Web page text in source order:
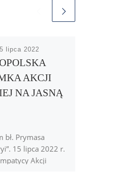
lipca 2022
AKCJI
NA JASNĄ
bł. Prymasa
15 lipca 2022 r.
Akcji